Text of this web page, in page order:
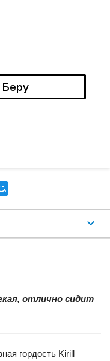
отлично сидит
гордость Kirill